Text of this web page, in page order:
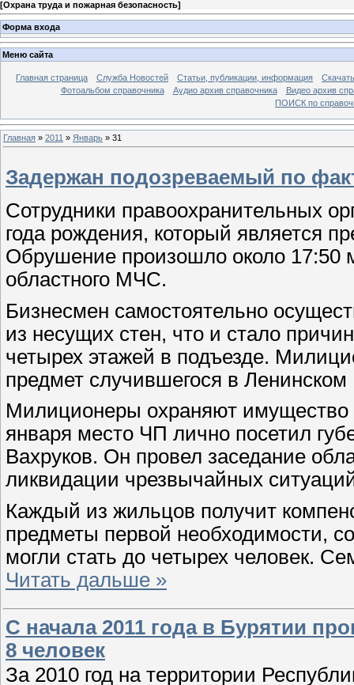
[Охрана труда и пожарная безопасность]
Форма входа
Меню сайта
Главная страница Служба Новостей Статьи, публикации, информация
Фотоальбом справочника
Аудио архив справочника
Видео архив
ПОИСК по
Главная » 2011 » Январь » 31
Задержан подозреваемый по
Сотрудники правоохранительных
года рождения, который является
Обрушение произошло около 17:50
областного МЧС.
Бизнесмен самостоятельно
из несущих стен, что и стало
четырех этажей в подъезде.
предмет случившегося в
Милиционеры охраняют
января место ЧП лично посетил
Вахруков. Он провел заседание
ликвидации чрезвычайных
Каждый из жильцов получит
предметы первой необходимости,
могли стать до четырех человек.
Читать дальше »
С начала 2011 года в Бурятии
8 человек
За 2010 год на территории